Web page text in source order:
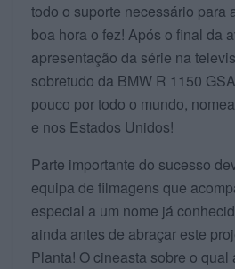
todo o suporte necessário para
boa hora o fez! Após o final da
apresentação da série na
sobretudo da BMW R 1150
pouco por todo o mundo,
e nos Estados Unidos!
Parte importante do sucesso
equipa de filmagens que
especial a um nome já
ainda antes de abraçar este
Planta! O cineasta sobre o qual